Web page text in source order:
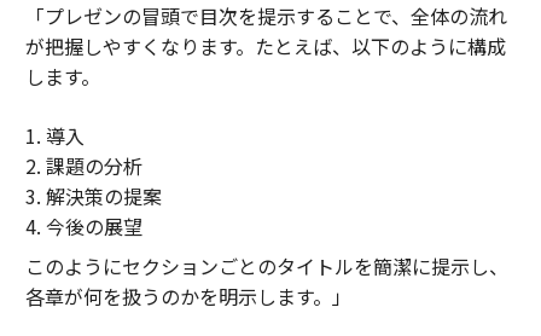
「プレゼンの冒頭で目次を提示することで、全体の流れ
が把握しやすくなります。たとえば、以下のように構成
します。
1. 導入
2. 課題の分析
3. 解決策の提案
4. 今後の展望
このようにセクションごとのタイトルを簡潔に提示し、
各章が何を扱うのかを明示します。」